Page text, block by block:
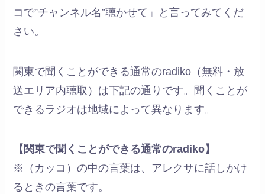
コで”チャンネル名”聴かせて」と言ってみてくだ
さい。
関東で聞くことができる通常のradiko（無料・放
送エリア内聴取）は下記の通りです。聞くことが
できるラジオは地域によって異なります。
【関東で聞くことができる通常のradiko】
※（カッコ）の中の言葉は、アレクサに話しかけ
るときの言葉です。